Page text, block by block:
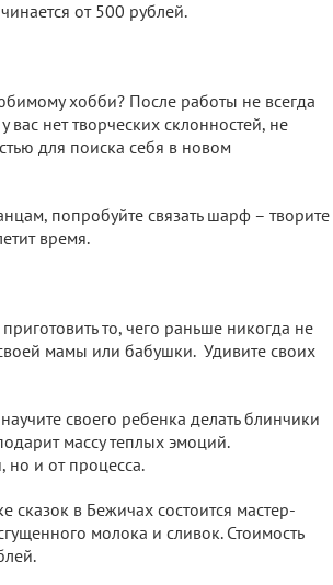
от 500 рублей.
хобби? После работы не всегда
вас нет творческих склонностей, не
для поиска себя в новом
попробуйте связать шарф – творите
время.
то, чего раньше никогда не
мамы или бабушки. Удивите своих
своего ребенка делать блинчики
массу теплых эмоций.
но и от процесса.
сказок в Бежичах состоится мастер-
молока и сливок. Стоимость